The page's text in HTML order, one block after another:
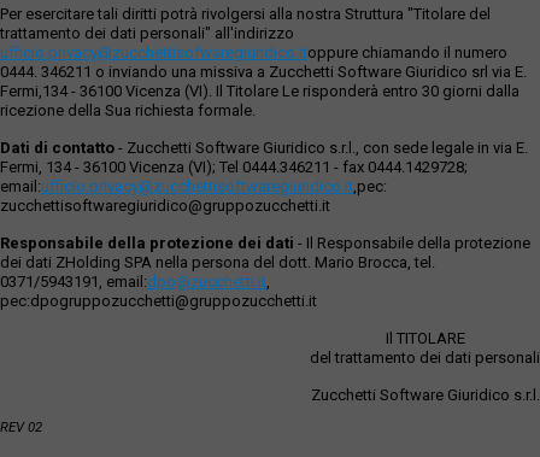
Per esercitare tali diritti potrà rivolgersi alla nostra Struttura "Titolare del
trattamento dei dati personali" all'indirizzo
ufficio.privacy@zucchettisofwaregiuridico.itoppure chiamando il numero
0444. 346211 o inviando una missiva a Zucchetti Software Giuridico srl via E.
Fermi,134 - 36100 Vicenza (VI). Il Titolare Le risponderà entro 30 giorni dalla
ricezione della Sua richiesta formale.
Dati di contatto - Zucchetti Software Giuridico s.r.l., con sede legale in via E.
Fermi, 134 - 36100 Vicenza (VI); Tel 0444.346211 - fax 0444.1429728;
email:ufficio.privacy@zucchettisoftwaregiuridico.it,pec:
zucchettisoftwaregiuridico@gruppozucchetti.it
Responsabile della protezione dei dati - Il Responsabile della protezione
dei dati ZHolding SPA nella persona del dott. Mario Brocca, tel.
0371/5943191, email:dpo@zucchetti.it,
pec:dpogruppozucchetti@gruppozucchetti.it
Il TITOLARE
del trattamento dei dati personali
Zucchetti Software Giuridico s.r.l.
REV 02